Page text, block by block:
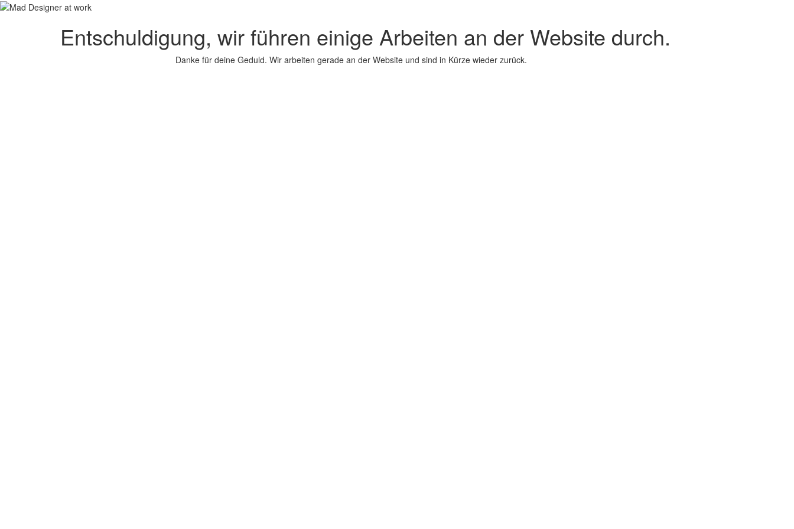
Entschuldigung, wir führen einige Arbeiten an der Website durch.
Danke für deine Geduld. Wir arbeiten gerade an der Website und sind in Kürze wieder zurück.